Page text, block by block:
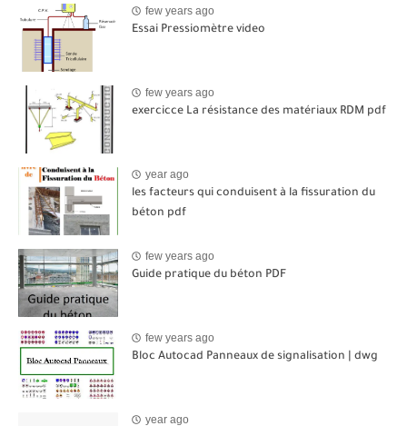
few years ago
Essai Pressiomètre video
few years ago
exercicce La résistance des matériaux RDM pdf
year ago
les facteurs qui conduisent à la fissuration du
béton pdf
few years ago
Guide pratique du béton PDF
few years ago
Bloc Autocad Panneaux de signalisation | dwg
year ago